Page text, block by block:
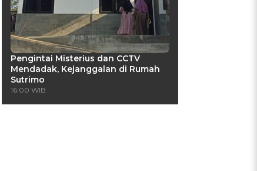
Pengintai Misterius dan CCTV
Mendadak, Kejanggalan di Rumah
Sutrimo
16:00 WIB